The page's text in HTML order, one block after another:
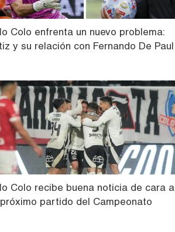
Colo enfrenta un nuevo problema:
y su relación con Fernando De Paul
Colo recibe buena noticia de cara a
partido del Campeonato